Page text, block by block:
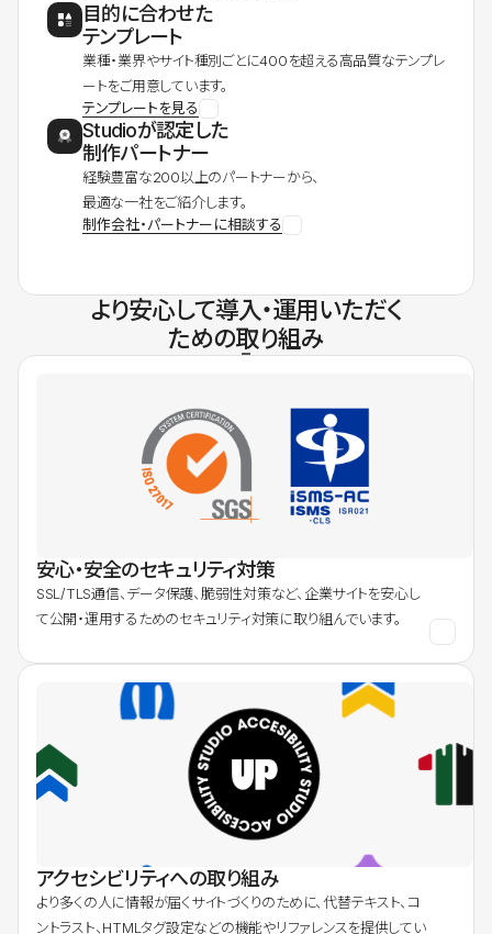
目的に合わせた
テンプレート
業種・業界やサイト種別ごとに400を超える高品質なテンプレ
ートをご用意しています。
テンプレートを見る
Studioが認定した
制作パートナー
経験豊富な200以上のパートナーから、
最適な一社をご紹介します。
制作会社・パートナーに相談する
より安心して導入・運用いただく
ための取り組み
安心・安全のセキュリティ対策
SSL/TLS通信、データ保護、脆弱性対策など、企業サイトを安心し
て公開・運用するためのセキュリティ対策に取り組んでいます。
アクセシビリティへの取り組み
より多くの人に情報が届くサイトづくりのために、代替テキスト、コ
ントラスト、HTMLタグ設定などの機能やリファレンスを提供してい